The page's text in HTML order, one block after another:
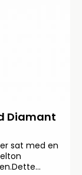
Diamant
sat med en